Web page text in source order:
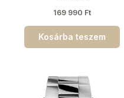
169 990 Ft
Kosárba teszem